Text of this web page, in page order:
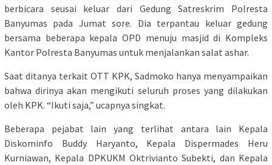
berbicara seusai keluar dari Gedung Satreskrim Polresta
Banyumas pada Jumat sore. Dia terpantau keluar gedung
bersama beberapa kepala OPD menuju masjid di Kompleks
Kantor Polresta Banyumas untuk menjalankan salat ashar.
Saat ditanya terkait OTT KPK, Sadmoko hanya menyampaikan
bahwa dirinya akan mengikuti seluruh proses yang dilakukan
oleh KPK. “Ikuti saja,” ucapnya singkat.
Beberapa pejabat lain yang terlihat antara lain Kepala
Diskominfo Buddy Haryanto, Kepala Dispermades Heru
Kurniawan, Kepala DPKUKM Oktrivianto Subekti, dan Kepala